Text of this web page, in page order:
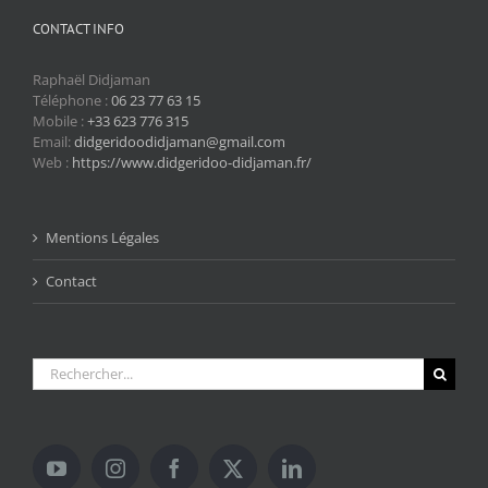
CONTACT INFO
Raphaël Didjaman
Téléphone :06 23 77 63 15
Mobile :+33 623 776 315
Email:didgeridoodidjaman@gmail.com
Web : https://www.didgeridoo-didjaman.fr/
Mentions Légales
Contact
Rechercher: